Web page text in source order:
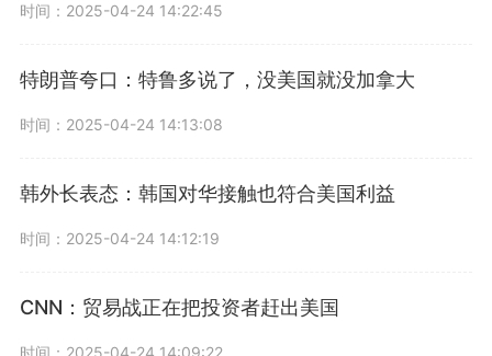
时间：2025-04-24 14:22:45
特朗普夸口：特鲁多说了，没美国就没加拿大
时间：2025-04-24 14:13:08
韩外长表态：韩国对华接触也符合美国利益
时间：2025-04-24 14:12:19
CNN：贸易战正在把投资者赶出美国
时间：2025-04-24 14:09:22